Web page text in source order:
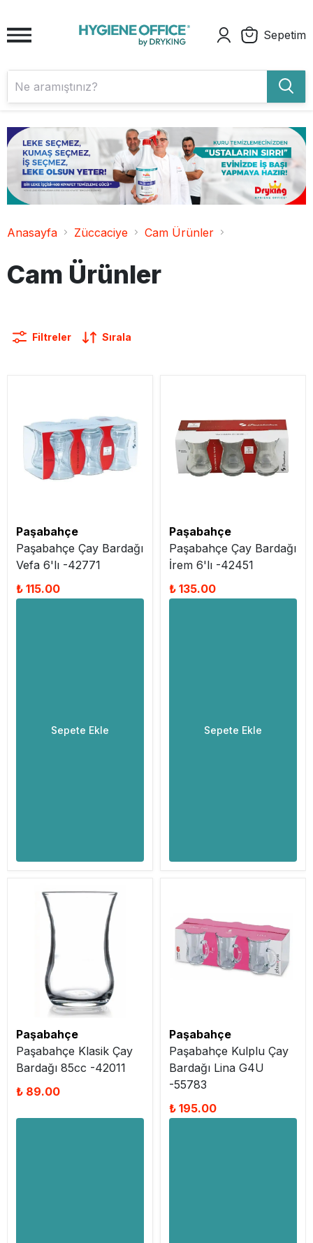
Sepetim
Anasayfa Züccaciye Cam Ürünler
Cam Ürünler
Filtreler Sırala
Paşabahçe
Paşabahçe Çay Bardağı
Vefa 6'lı -42771
₺ 115.00
Sepete Ekle
Paşabahçe
Paşabahçe Çay Bardağı
İrem 6'lı -42451
₺ 135.00
Sepete Ekle
Paşabahçe
Paşabahçe Klasik Çay
Bardağı 85cc -42011
₺ 89.00
Paşabahçe
Paşabahçe Kulplu Çay
Bardağı Lina G4U
-55783
₺ 195.00